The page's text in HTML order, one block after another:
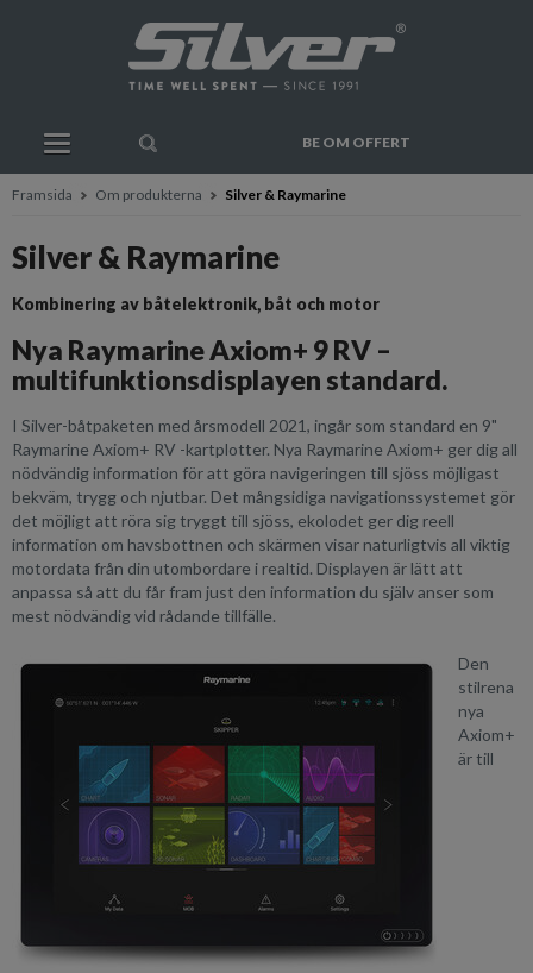
BE OM OFFERT
Framsida Om produkterna Silver & Raymarine
Silver & Raymarine
Kombinering av båtelektronik, båt och motor
Nya Raymarine Axiom+ 9 RV –
multifunktionsdisplayen standard.
I Silver-båtpaketen med årsmodell 2021, ingår som standard en 9"
Raymarine Axiom+ RV -kartplotter. Nya Raymarine Axiom+ ger dig all
nödvändig information för att göra navigeringen till sjöss möjligast
bekväm, trygg och njutbar. Det mångsidiga navigationssystemet gör
det möjligt att röra sig tryggt till sjöss, ekolodet ger dig reell
information om havsbottnen och skärmen visar naturligtvis all viktig
motordata från din utombordare i realtid. Displayen är lätt att
anpassa så att du får fram just den information du själv anser som
mest nödvändig vid rådande tillfälle.
Den
stilrena
nya
Axiom+
är till